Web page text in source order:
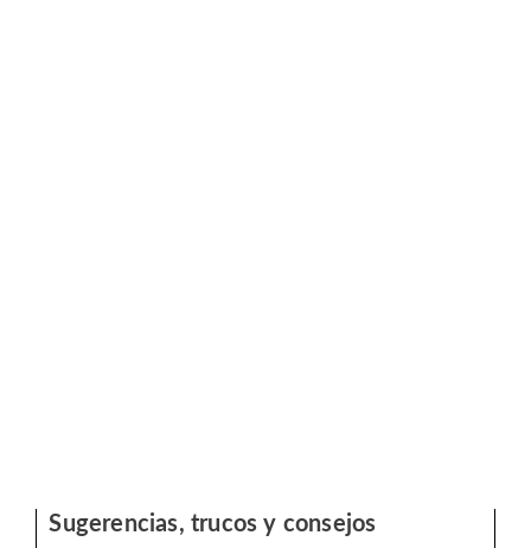
Sugerencias, trucos y consejos